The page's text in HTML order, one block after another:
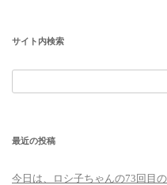
サイト内検索
索:
最近の投稿
今日は、ロシ子ちゃんの73回目